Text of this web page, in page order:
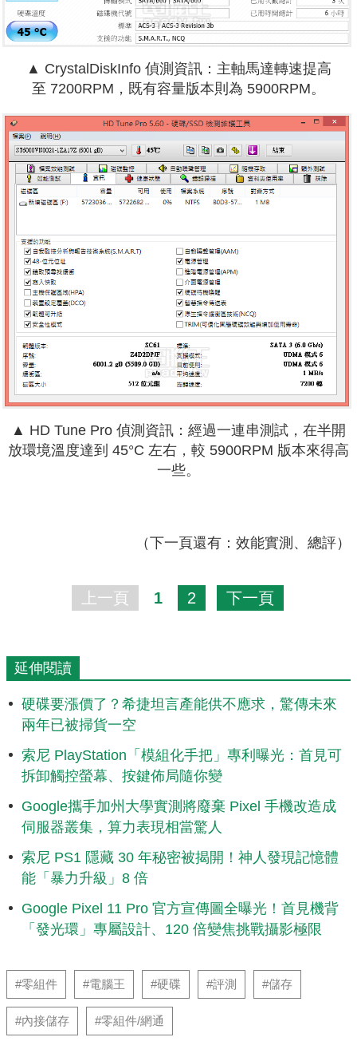
▲ CrystalDiskInfo 偵測資訊：主軸馬達轉速提高
至 7200RPM，既有容量版本則為 5900RPM。
▲ HD Tune Pro 偵測資訊：經過一連串測試，在半開
放環境溫度達到 45°C 左右，較 5900RPM 版本來得高
一些。
（下一頁還有：效能實測、總評）
上一頁 1 2 下一頁
延伸閱讀
硬碟要漲價了？希捷坦言產能供不應求，驚傳未來
兩年已被掃貨一空
索尼 PlayStation「模組化手把」專利曝光：首見可
拆卸觸控螢幕、按鍵佈局隨你變
Google攜手加州大學實測將廢棄 Pixel 手機改造成
伺服器叢集，算力表現相當驚人
索尼 PS1 隱藏 30 年秘密被揭開！神人發現記憶體
能「暴力升級」8 倍
Google Pixel 11 Pro 官方宣傳圖全曝光！首見機背
「發光環」專屬設計、120 倍變焦挑戰攝影極限
#零組件 #電腦王 #硬碟 #評測 #儲存
#內接儲存 #零組件/網通